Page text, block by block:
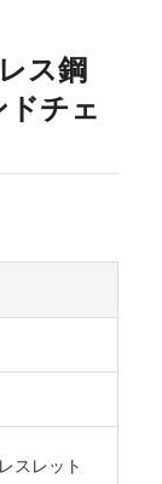
ス鋼
ドチェ
スレット